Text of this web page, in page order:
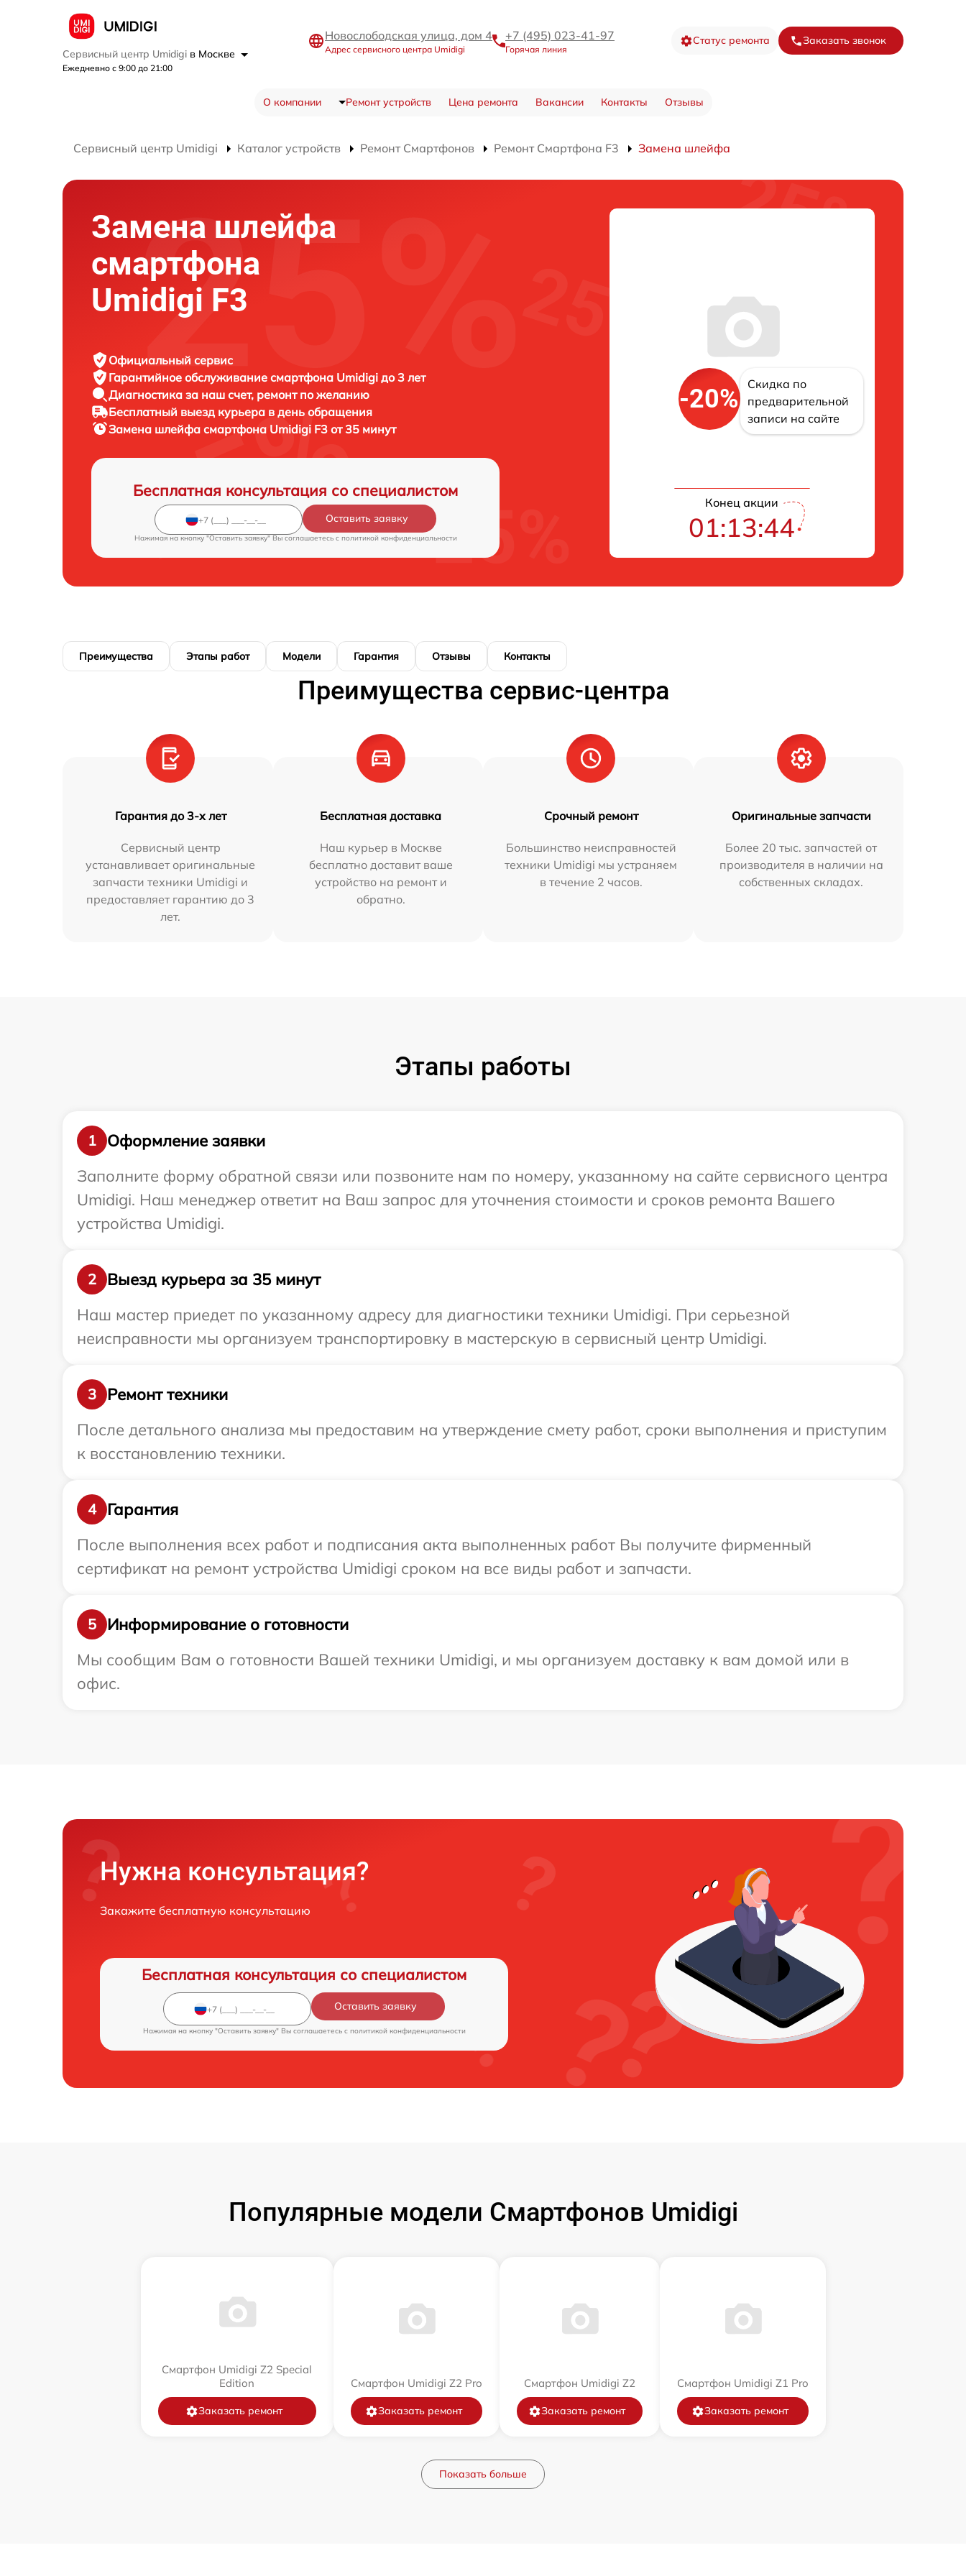
Сервисный центр Umidigi в Москве
Ежедневно с 9:00 до 21:00
Новослободская улица, дом 4
Адрес сервисного центра Umidigi
+7 (495) 023-41-97
Горячая линия
Статус ремонта Заказать звонок
О компании Ремонт устройств Цена ремонта Вакансии Контакты Отзывы
Сервисный центр Umidigi Каталог устройств Ремонт Смартфонов Ремонт Смартфона F3 Замена шлейфа
Замена шлейфа
смартфона
Umidigi F3
Официальный сервис
Гарантийное обслуживание смартфона Umidigi до 3 лет
Диагностика за наш счет, ремонт по желанию
Бесплатный выезд курьера в день обращения
Замена шлейфа смартфона Umidigi F3 от 35 минут
Бесплатная консультация со специалистом
Оставить заявку
Нажимая на кнопку "Оставить заявку" Вы соглашаетесь c политикой конфиденциальности
-20%
Скидка по
предварительной
записи на сайте
Конец акции
01:13:43
Преимущества Этапы работ Модели Гарантия Отзывы Контакты
Преимущества сервис-центра
Гарантия до 3-х лет
Сервисный центр
устанавливает оригинальные
запчасти техники Umidigi и
предоставляет гарантию до 3
лет.
Бесплатная доставка
Наш курьер в Москве
бесплатно доставит ваше
устройство на ремонт и
обратно.
Срочный ремонт
Большинство неисправностей
техники Umidigi мы устраняем
в течение 2 часов.
Оригинальные запчасти
Более 20 тыс. запчастей от
производителя в наличии на
собственных складах.
Этапы работы
1
Оформление заявки
Заполните форму обратной связи или позвоните нам по номеру, указанному на сайте сервисного центра
Umidigi. Наш менеджер ответит на Ваш запрос для уточнения стоимости и сроков ремонта Вашего
устройства Umidigi.
2
Выезд курьера за 35 минут
Наш мастер приедет по указанному адресу для диагностики техники Umidigi. При серьезной
неисправности мы организуем транспортировку в мастерскую в сервисный центр Umidigi.
3
Ремонт техники
После детального анализа мы предоставим на утверждение смету работ, сроки выполнения и приступим
к восстановлению техники.
4
Гарантия
После выполнения всех работ и подписания акта выполненных работ Вы получите фирменный
сертификат на ремонт устройства Umidigi сроком на все виды работ и запчасти.
5
Информирование о готовности
Мы сообщим Вам о готовности Вашей техники Umidigi, и мы организуем доставку к вам домой или в
офис.
Нужна консультация?
Закажите бесплатную консультацию
Бесплатная консультация со специалистом
Оставить заявку
Нажимая на кнопку "Оставить заявку" Вы соглашаетесь c политикой конфиденциальности
Популярные модели Смартфонов Umidigi
Смартфон Umidigi Z2 Special
Edition
Заказать ремонт
Смартфон Umidigi Z2 Pro
Заказать ремонт
Смартфон Umidigi Z2
Заказать ремонт
Смартфон Umidigi Z1 Pro
Заказать ремонт
Показать больше